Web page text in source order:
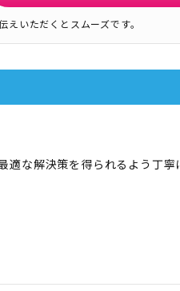
いただくとスムーズです。
な解決策を得られるよう丁